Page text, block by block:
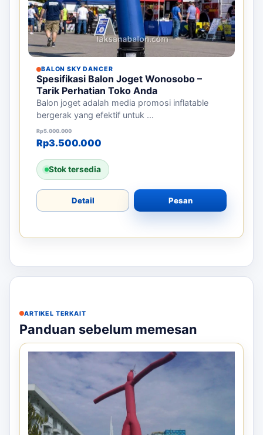
BALON SKY DANCER
Spesifikasi Balon Joget Wonosobo –
Tarik Perhatian Toko Anda
Balon joget adalah media promosi inflatable
bergerak yang efektif untuk ...
Rp5.000.000
Harga aslinya adalah: Rp5.000.000.
Rp3.500.000
Harga saat ini adalah: Rp3.500.000.
Stok tersedia
Detail Pesan
ARTIKEL TERKAIT
Panduan sebelum memesan